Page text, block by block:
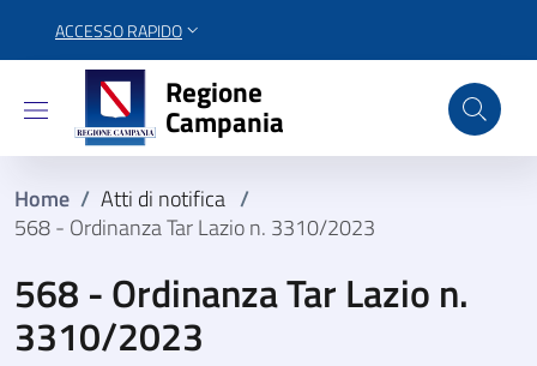
ACCESSO RAPIDO
Regione Campania
Regione
Campania
Home / Atti di notifica /
568 - Ordinanza Tar Lazio n. 3310/2023
568 - Ordinanza Tar Lazio n.
3310/2023